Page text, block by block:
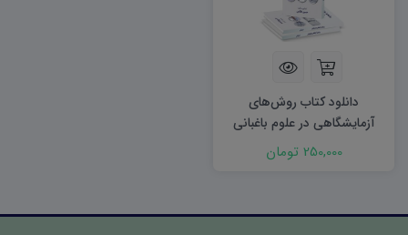
دانلود کتاب روش‌های
آزمایشگاهی در علوم باغبانی
250,000 تومان